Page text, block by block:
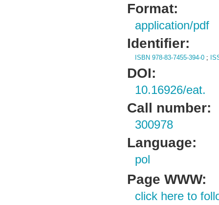
Format:
application/pdf
Identifier:
ISBN 978-83-7455-394-0 ;
DOI:
10.16926/eat.
Call number:
300978
Language:
pol
Page WWW:
click here to